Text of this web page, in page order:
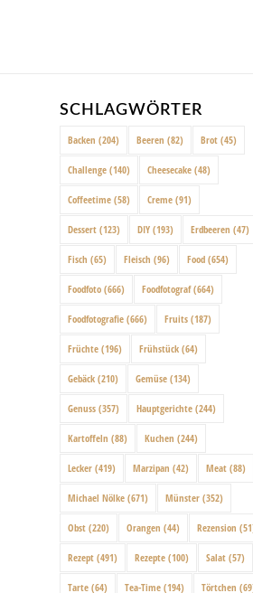
SCHLAGWÖRTER
Backen (204) Beeren (82) Brot (45)
Challenge (140) Cheesecake (48)
Coffeetime (58) Creme (91)
Dessert (123) DIY (193) Erdbeeren (47)
Fisch (65) Fleisch (96) Food (654)
Foodfoto (666) Foodfotograf(664)
Foodfotografie (666) Fruits (187)
Früchte (196) Frühstück (64)
Gebäck (210) Gemüse (134)
Genuss (357) Hauptgerichte (244)
Kartoffeln (88) Kuchen (244)
Lecker (419) Marzipan (42) Meat (88)
Michael Nölke (671) Münster (352)
Obst (220) Orangen (44) Rezension
Rezept (491) Rezepte (100) Salat (57)
Tarte (64) Tea-Time (194) Törtchen